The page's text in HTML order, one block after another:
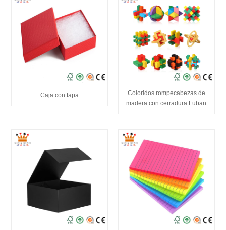
Caja con tapa
Coloridos rompecabezas de
madera con cerradura Luban